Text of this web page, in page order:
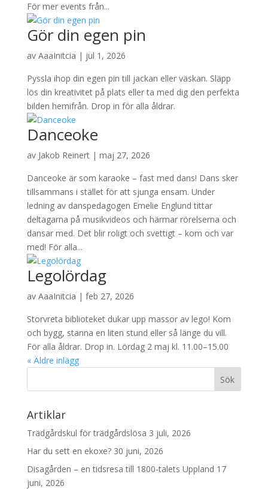
För mer events från...
Gör din egen pin
av AaaInitcia | jul 1, 2026
Pyssla ihop din egen pin till jackan eller väskan. Släpp
lös din kreativitet på plats eller ta med dig den perfekta
bilden hemifrån. Drop in för alla åldrar.
Danceoke
av Jakob Reinert| maj 27, 2026
Danceoke är som karaoke – fast med dans! Dans sker
tillsammans i stället för att sjunga ensam. Under
ledning av danspedagogen Emelie Englund tittar
deltagarna på musikvideos och härmar rörelserna och
dansar med. Det blir roligt och svettigt – kom och var
med! För alla...
Legolördag
av AaaInitcia | feb 27, 2026
Storvreta biblioteket dukar upp massor av lego! Kom
och bygg, stanna en liten stund eller så länge du vill.
För alla åldrar. Drop in. Lördag 2 maj kl. 11.00–15.00
« Äldre inlägg
Artiklar
Trädgårdskul för trädgårdslösa 3 juli, 2026
Har du sett en ekoxe? 30 juni, 2026
Disagården – en tidsresa till 1800-talets Uppland 17
juni, 2026